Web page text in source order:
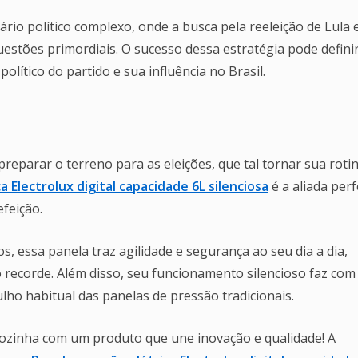
político complexo, onde a busca pela reeleição de Lula
primordiais. O sucesso dessa estratégia pode
do partido e sua influência no Brasil.
o terreno para as eleições, que tal tornar sua
Electrolux digital capacidade 6L silenciosa é a aliada
essa panela traz agilidade e segurança ao seu dia a dia,
Além disso, seu funcionamento silencioso faz
habitual das panelas de pressão tradicionais.
com um produto que une inovação e qualidade! A